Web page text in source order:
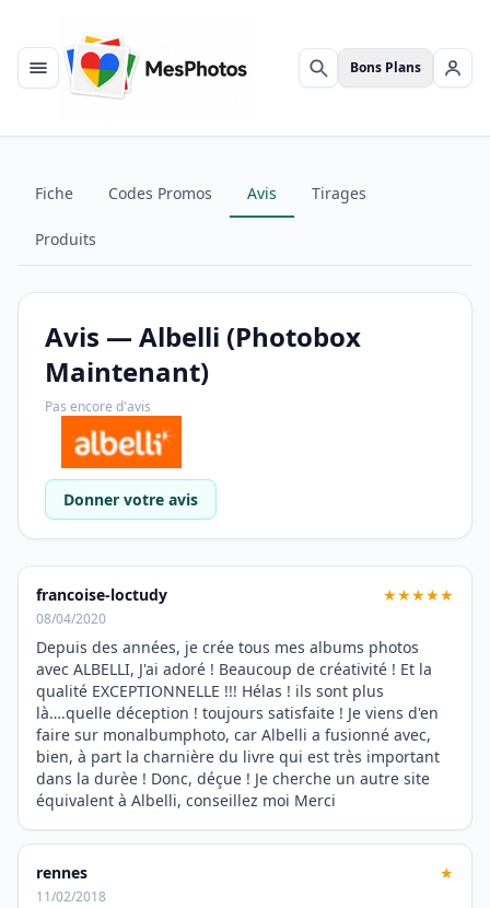
Menu Rechercher
Bons Plans Se
Fiche Codes Promos Avis Tirages
Produits
Avis — Albelli (Photobox
Maintenant)
Pas encore d'avis
Donner votre avis
francoise-loctudy ★★★★★
08/04/2020
Depuis des années, je crée tous mes albums photos
avec ALBELLI, J'ai adoré ! Beaucoup de créativité ! Et la
qualité EXCEPTIONNELLE !!! Hélas ! ils sont plus
là….quelle déception ! toujours satisfaite ! Je viens d'en
faire sur monalbumphoto, car Albelli a fusionné avec,
bien, à part la charnière du livre qui est très important
dans la durèe ! Donc, déçue ! Je cherche un autre site
équivalent à Albelli, conseillez moi Merci
rennes ★
11/02/2018